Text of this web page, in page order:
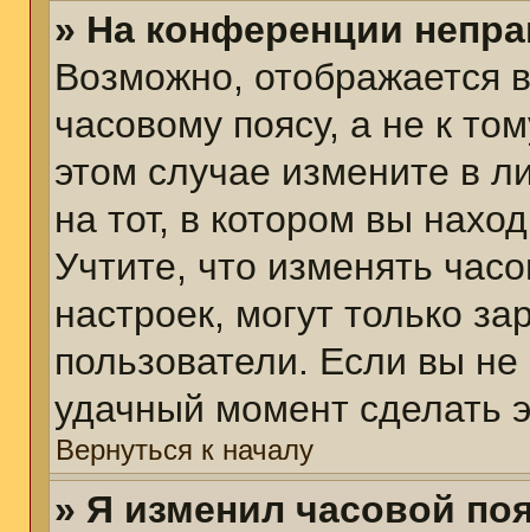
» На конференции
Возможно, отображается
часовому поясу, а не к
этом случае измените в
на тот, в котором вы
Учтите, что изменять
настроек, могут только
пользователи. Если вы
удачный момент сделать
Вернуться к началу
» Я изменил часовой